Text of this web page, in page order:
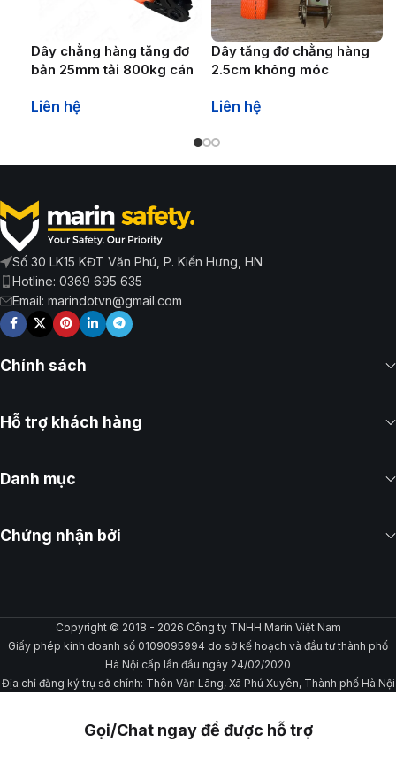
Dây chằng hàng tăng đơ
bản 25mm tải 800kg cán
Liên hệ
Dây tăng đơ chằng hàng
2.5cm không móc
Liên hệ
Số 30 LK15 KĐT Văn Phú, P. Kiến Hưng, HN
Hotline: 0369 695 635
Email: marindotvn@gmail.com
Chính sách
Hỗ trợ khách hàng
Danh mục
Chứng nhận bởi
Copyright © 2018 - 2026 Công ty TNHH Marin Việt Nam
Giấy phép kinh doanh số 0109095994 do sở kế hoạch và đầu tư thành phố
Hà Nội cấp lần đầu ngày 24/02/2020
Địa chỉ đăng ký trụ sở chính: Thôn Văn Lãng, Xã Phú Xuyên, Thành phố Hà Nội
Gọi/Chat ngay để được hỗ trợ